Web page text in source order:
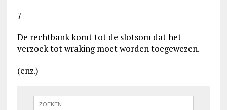
7
De rechtbank komt tot de slotsom dat het
verzoek tot wraking moet worden toegewezen.
(enz.)